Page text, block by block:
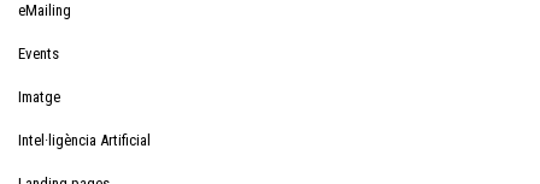
eMailing
Events
Imatge
Intel·ligència Artificial